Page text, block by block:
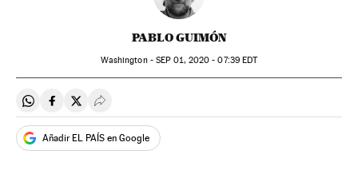
PABLO GUIMÓN
Washington - SEP 01, 2020 - 07:39EDT
Compartir en Whatsapp
Compartir en Facebook
Compartir en Twitter
Desplegar Redes Sociales
Añadir EL PAÍS en Google